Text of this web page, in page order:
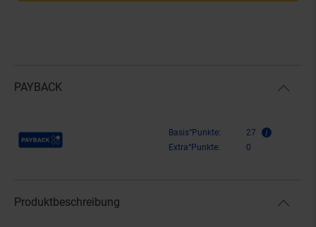
PAYBACK
Payback Punkte Basis°Punkte:
27
Extra°Punkte:
0
Produktbeschreibung